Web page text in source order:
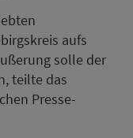
aufs
solle der
teilte das
Presse-